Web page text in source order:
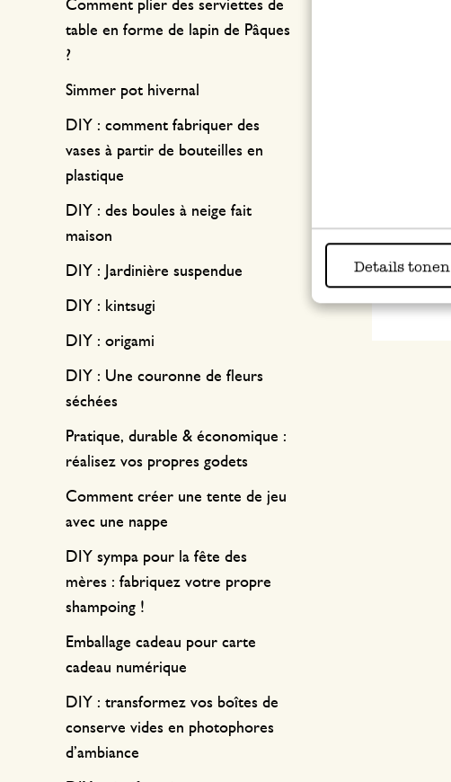
Details tonen
Comment plier des serviettes de
table en forme de lapin de Pâques
?
Simmer pot hivernal
DIY : comment fabriquer des
vases à partir de bouteilles en
plastique
DIY : des boules à neige fait
maison
DIY : Jardinière suspendue
DIY : kintsugi
DIY : origami
DIY : Une couronne de fleurs
séchées
Pratique, durable & économique :
réalisez vos propres godets
Comment créer une tente de jeu
avec une nappe
DIY sympa pour la fête des
mères : fabriquez votre propre
shampoing !
Emballage cadeau pour carte
cadeau numérique
DIY : transformez vos boîtes de
conserve vides en photophores
d’ambiance